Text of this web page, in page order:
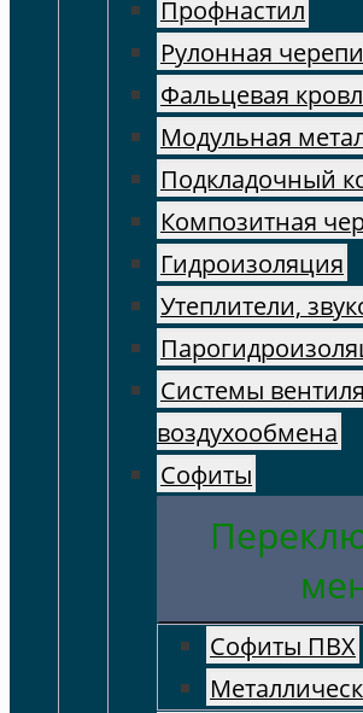
Профнастил
Рулонная
Фальцевая
Модульная
Подкладочный
Композитная
Гидроизоляция
Утеплители,
Системы
воздухообмена
Софиты
Софиты ПВХ